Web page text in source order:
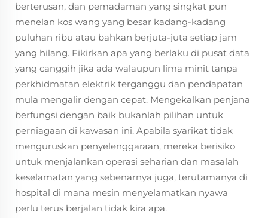
berterusan, dan pemadaman yang singkat pun
menelan kos wang yang besar kadang-kadang
puluhan ribu atau bahkan berjuta-juta setiap jam
yang hilang. Fikirkan apa yang berlaku di pusat data
yang canggih jika ada walaupun lima minit tanpa
perkhidmatan elektrik terganggu dan pendapatan
mula mengalir dengan cepat. Mengekalkan penjana
berfungsi dengan baik bukanlah pilihan untuk
perniagaan di kawasan ini. Apabila syarikat tidak
menguruskan penyelenggaraan, mereka berisiko
untuk menjalankan operasi seharian dan masalah
keselamatan yang sebenarnya juga, terutamanya di
hospital di mana mesin menyelamatkan nyawa
perlu terus berjalan tidak kira apa.